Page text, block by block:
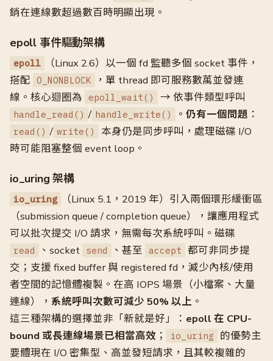
銷在連線數超過數百時明顯出現。
epoll 事件驅動架構
epoll
（Linux 2.6）以一個 fd 監聽多個 socket 事件，
搭配 O_NONBLOCK
，單 thread 即可服務數萬並發連
線。核心迴圈為 epoll_wait() → 依事件類型呼叫
handle_read() / handle_write() 。 仍有一個問題 ：
read() / write()
本身仍是同步呼叫，處理磁碟 I/O
時可能阻塞整個 event loop。
io_uring 架構
io_uring
（Linux 5.1，2019 年）引入兩個環形緩衝區
（submission queue / completion queue），讓應用程式
可以批次提交 I/O 請求，無需每次系統呼叫。磁碟
read 、socket send 、甚至 accept 都可非同步提
交；支援 fixed buffer 與 registered fd，減少內核/使用
者空間的記憶體複製。在高 IOPS 場景（小檔案、大量
連線）， 系統呼叫次數可減少 50% 以上 。
這三種架構的選擇並非「新就是好」： epoll 在 CPU-
bound 或長連線場景已相當高效 ； io_uring
的優勢主
要體現在 I/O 密集型、高並發短請求，且其較複雜的